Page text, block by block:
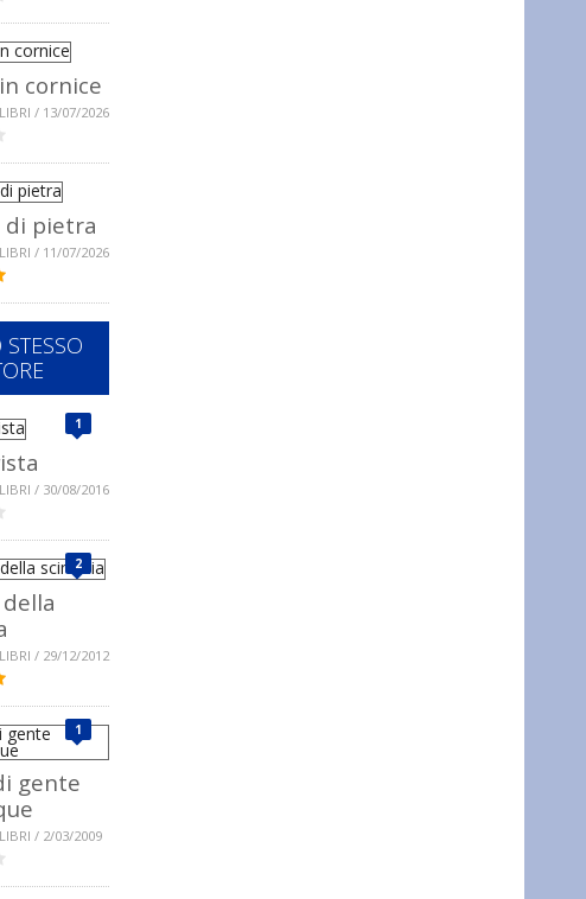
cornice
/ 13/07/2026
di pietra
/ 11/07/2026
1
/ 30/08/2016
2
/ 29/12/2012
1
gente
/ 2/03/2009